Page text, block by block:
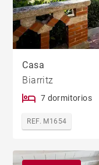
Casa
Biarritz
7 dormitorios
REF. M1654